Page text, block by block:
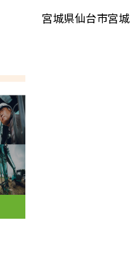
宮城県仙台市宮城